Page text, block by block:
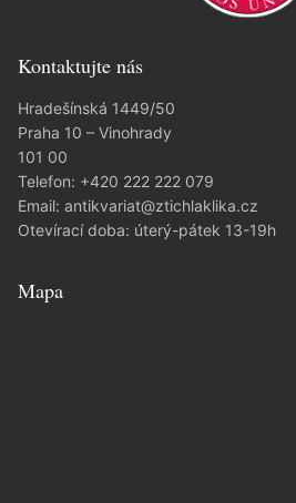
Kontaktujte nás
Hradešínská 1449/50
Praha 10 – Vinohrady
101 00
Telefon: +420 222 222 079
Email: antikvariat@ztichlaklika.cz
Otevírací doba: úterý-pátek 13-19h
Mapa